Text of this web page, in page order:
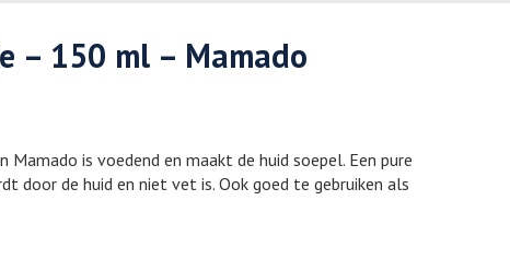
– 150 ml – Mamado
is voedend en maakt de huid soepel. Een pure
door de huid en niet vet is. Ook goed te gebruiken als